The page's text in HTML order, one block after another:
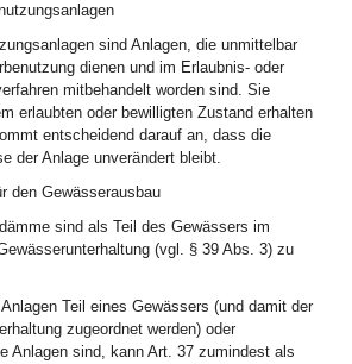
sind Anlagen, die unmittelbar
dienen und im Erlaubnis- oder
mitbehandelt worden sind. Sie
erlaubten oder bewilligten Zustand erhalten
entscheidend darauf an, dass die
der Anlage unverändert bleibt.
den Gewässerausbau
sind als Teil des Gewässers im
(vgl. § 39 Abs. 3) zu
Teil eines Gewässers (und damit der
zugeordnet werden) oder
Anlagen sind, kann Art. 37 zumindest als